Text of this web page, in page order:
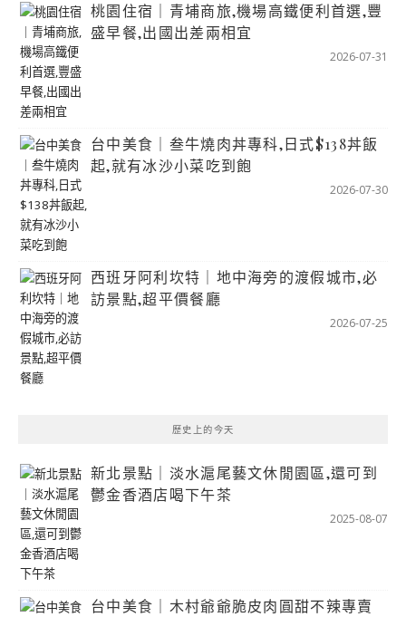
桃園住宿｜青埔商旅,機場高鐵便利首選,豐
盛早餐,出國出差兩相宜
2026-07-31
台中美食｜叁牛燒肉丼專科,日式$138丼飯
起,就有冰沙小菜吃到飽
2026-07-30
西班牙阿利坎特｜地中海旁的渡假城市,必
訪景點,超平價餐廳
2026-07-25
歷史上的今天
新北景點｜淡水滬尾藝文休閒園區,還可到
鬱金香酒店喝下午茶
2025-08-07
台中美食｜木村爺爺脆皮肉圓甜不辣專賣